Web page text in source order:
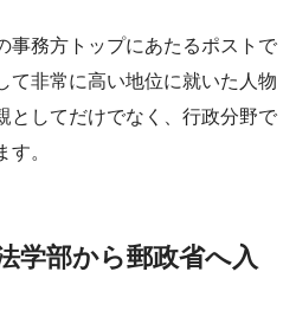
事務方トップにあたるポストで
て非常に高い地位に就いた人物
としてだけでなく、行政分野で
。
学部から郵政省へ入